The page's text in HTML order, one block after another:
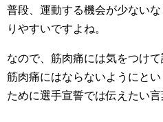
普段、運動する機会が少ない
りやすいですよね。
なので、筋肉痛には気をつけて
筋肉痛にはならないようにと
ために選手宣誓では伝えたい言